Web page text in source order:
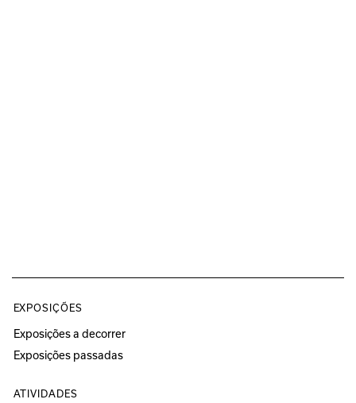
EXPOSIÇÕES
Exposições a decorrer
Exposições passadas
ATIVIDADES